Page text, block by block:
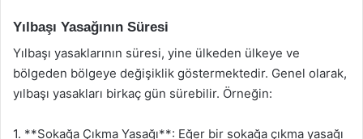
Yılbaşı Yasağının Süresi
Yılbaşı yasaklarının süresi, yine ülkeden ülkeye ve
bölgeden bölgeye değişiklik göstermektedir. Genel olarak,
yılbaşı yasakları birkaç gün sürebilir. Örneğin:
1. **Sokağa Çıkma Yasağı**: Eğer bir sokağa çıkma yasağı